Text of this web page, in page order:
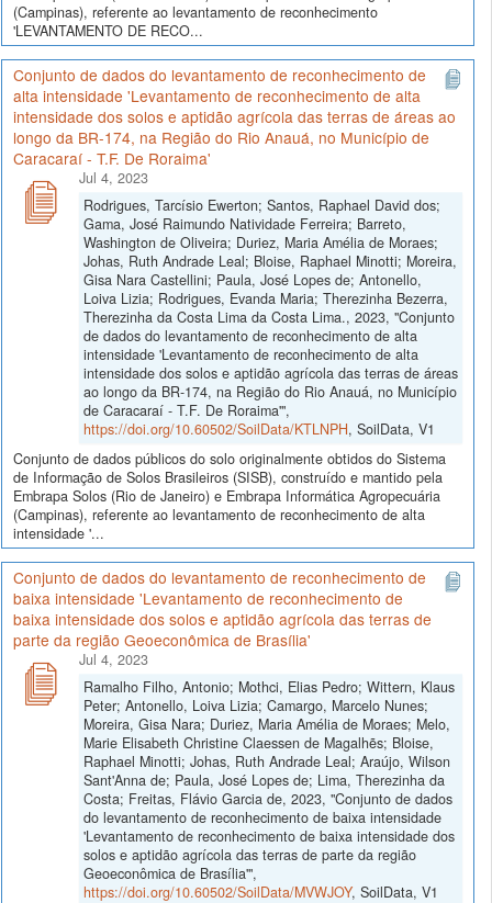
(Campinas), referente ao levantamento de reconhecimento
'LEVANTAMENTO DE RECO...
Conjunto de dados do levantamento de reconhecimento de
alta intensidade 'Levantamento de reconhecimento de alta
intensidade dos solos e aptidão agrícola das terras de áreas ao
longo da BR-174, na Região do Rio Anauá, no Município de
Caracaraí - T.F. De Roraima'
Jul 4, 2023
Rodrigues, Tarcísio Ewerton; Santos, Raphael David dos;
Gama, José Raimundo Natividade Ferreira; Barreto,
Washington de Oliveira; Duriez, Maria Amélia de Moraes;
Johas, Ruth Andrade Leal; Bloise, Raphael Minotti; Moreira,
Gisa Nara Castellini; Paula, José Lopes de; Antonello,
Loiva Lizia; Rodrigues, Evanda Maria; Therezinha Bezerra,
Therezinha da Costa Lima da Costa Lima., 2023, "Conjunto
de dados do levantamento de reconhecimento de alta
intensidade 'Levantamento de reconhecimento de alta
intensidade dos solos e aptidão agrícola das terras de áreas
ao longo da BR-174, na Região do Rio Anauá, no Município
de Caracaraí - T.F. De Roraima'",
https://doi.org/10.60502/SoilData/KTLNPH, SoilData, V1
Conjunto de dados públicos do solo originalmente obtidos do Sistema
de Informação de Solos Brasileiros (SISB), construído e mantido pela
Embrapa Solos (Rio de Janeiro) e Embrapa Informática Agropecuária
(Campinas), referente ao levantamento de reconhecimento de alta
intensidade '...
Conjunto de dados do levantamento de reconhecimento de
baixa intensidade 'Levantamento de reconhecimento de
baixa intensidade dos solos e aptidão agrícola das terras de
parte da região Geoeconômica de Brasília'
Jul 4, 2023
Ramalho Filho, Antonio; Mothci, Elias Pedro; Wittern, Klaus
Peter; Antonello, Loiva Lizia; Camargo, Marcelo Nunes;
Moreira, Gisa Nara; Duriez, Maria Amélia de Moraes; Melo,
Marie Elisabeth Christine Claessen de Magalhẽs; Bloise,
Raphael Minotti; Johas, Ruth Andrade Leal; Araújo, Wilson
Sant'Anna de; Paula, José Lopes de; Lima, Therezinha da
Costa; Freitas, Flávio Garcia de, 2023, "Conjunto de dados
do levantamento de reconhecimento de baixa intensidade
'Levantamento de reconhecimento de baixa intensidade dos
solos e aptidão agrícola das terras de parte da região
Geoeconômica de Brasília'",
https://doi.org/10.60502/SoilData/MVWJOY, SoilData, V1